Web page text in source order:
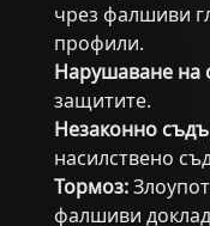
чрез фалшиви
профили.
Нарушаване на
защитите.
Незаконно
насилствено
Тормоз:
фалшиви